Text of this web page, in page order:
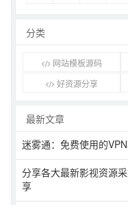
分类
网站模板源码
好资源分享
最新文章
迷雾通：免费使用的
分享各大最新影视资源
享